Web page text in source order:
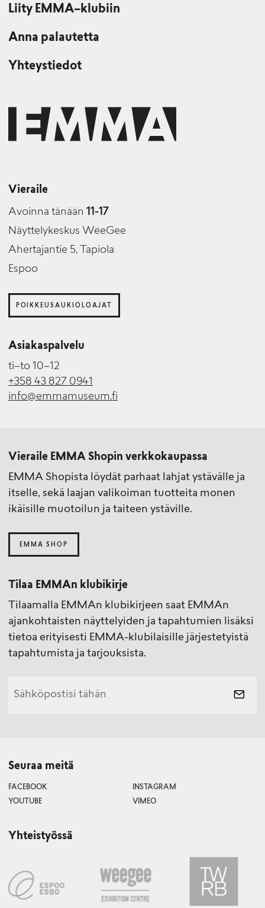
Liity EMMA–klubiin
Anna palautetta
Yhteystiedot
Vieraile
Avoinna tänään 11-17
Näyttelykeskus WeeGee
Ahertajantie 5, Tapiola
Espoo
POIKKEUSAUKIOLOAJAT
Asiakaspalvelu
ti–to 10–12
+358 43 827 0941
info@emmamuseum.fi
Vieraile EMMA Shopin verkkokaupassa
EMMA Shopista löydät parhaat lahjat ystävälle ja
itselle, sekä laajan valikoiman tuotteita monen
ikäisille muotoilun ja taiteen ystäville.
EMMA SHOP
Tilaa EMMAn klubikirje
Tilaamalla EMMAn klubikirjeen saat EMMAn
ajankohtaisten näyttelyiden ja tapahtumien lisäksi
tietoa erityisesti EMMA-klubilaisille järjestetyistä
tapahtumista ja tarjouksista.
Seuraa meitä
FACEBOOK
INSTAGRAM
YOUTUBE
VIMEO
Yhteistyössä